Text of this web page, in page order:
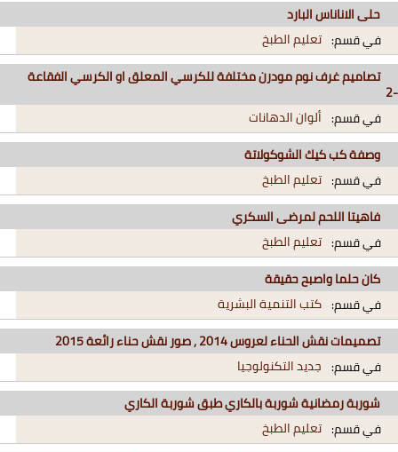
حلى الاناناس البارد
في قسم: تعليم الطبخ
تصاميم غرف نوم مودرن مختلفة للكرسي المعلق او الكرسي الفقاعة
-2
في قسم: ألوان الدهانات
وصفة كب كيك الشوكولاتة
في قسم: تعليم الطبخ
فاهيتا اللحم لمرضى السكري
في قسم: تعليم الطبخ
كان حلما واصبح حقيقة
في قسم: كتب التنمية البشرية
تصميمات نقش الحناء لعروس 2014 , صور نقش حناء رائعة 2015
في قسم: جديد التكنولوجيا
شوربة رمضانية شوربة بالكاري طبق شوربة الكاري
في قسم: تعليم الطبخ